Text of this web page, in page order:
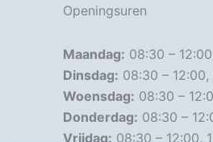
Openingsuren
Maandag: 08:30 –
Dinsdag: 08:30 – 12:00,
Woensdag: 08:30 –
Donderdag: 08:30 –
Vrijdag: 08:30 – 12:00,